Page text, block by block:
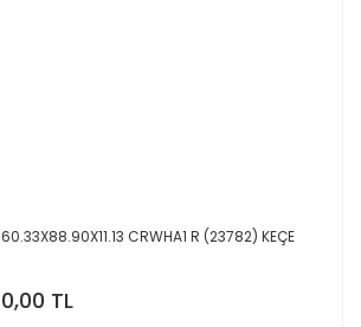
60.33X88.90X11.13 CRWHA1 R (23782) KEÇE
0,00 TL